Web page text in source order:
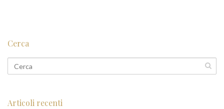
Cerca
Articoli recenti